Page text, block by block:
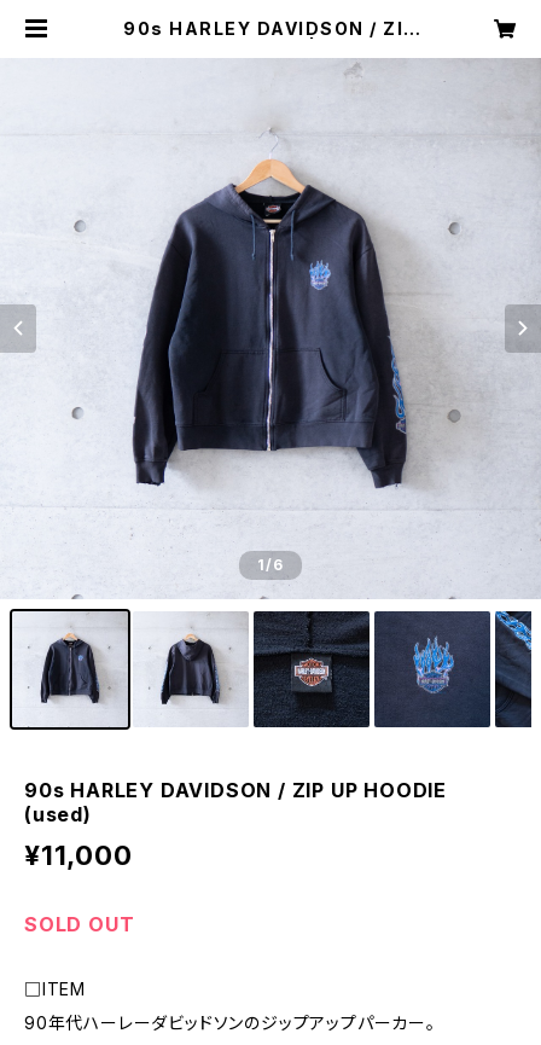
90s HARLEY DAVIDSON / ZIP
1/6
90s HARLEY DAVIDSON / ZIP UP HOODIE
(used)
¥11,000
SOLD OUT
□ITEM
90年代ハーレーダビッドソンのジップアップパーカー。